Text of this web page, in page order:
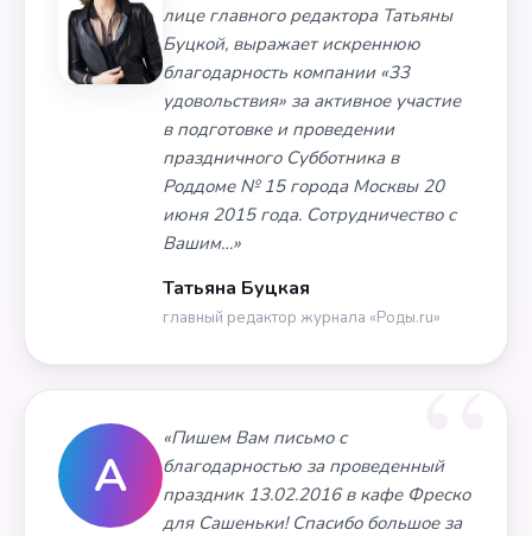
лице главного редактора Татьяны
Буцкой, выражает искреннюю
благодарность компании «33
удовольствия» за активное участие
в подготовке и проведении
праздничного Субботника в
Роддоме № 15 города Москвы 20
июня 2015 года. Сотрудничество с
Вашим…»
Татьяна Буцкая
главный редактор журнала «Роды.ru»
А
«Пишем Вам письмо с
благодарностью за проведенный
праздник 13.02.2016 в кафе Фреско
для Сашеньки! Спасибо большое за